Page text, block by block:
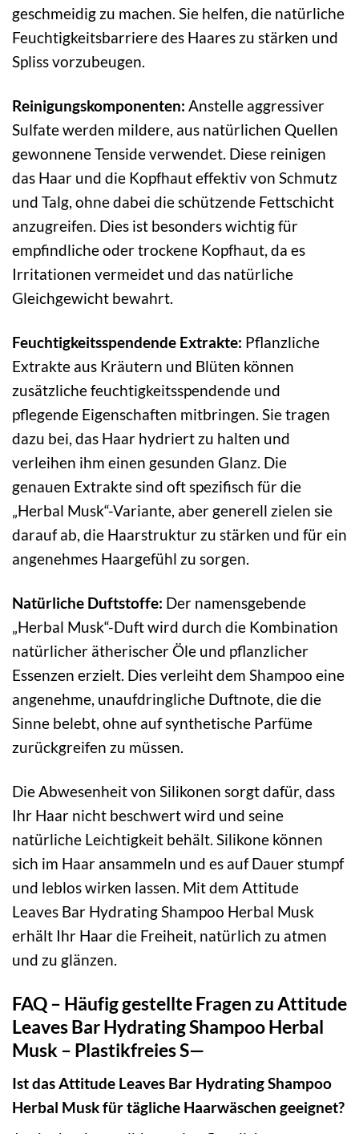
geschmeidig zu machen. Sie helfen, die natürliche
Feuchtigkeitsbarriere des Haares zu stärken und
Spliss vorzubeugen.
Reinigungskomponenten: Anstelle aggressiver
Sulfate werden mildere, aus natürlichen Quellen
gewonnene Tenside verwendet. Diese reinigen
das Haar und die Kopfhaut effektiv von Schmutz
und Talg, ohne dabei die schützende Fettschicht
anzugreifen. Dies ist besonders wichtig für
empfindliche oder trockene Kopfhaut, da es
Irritationen vermeidet und das natürliche
Gleichgewicht bewahrt.
Feuchtigkeitsspendende Extrakte: Pflanzliche
Extrakte aus Kräutern und Blüten können
zusätzliche feuchtigkeitsspendende und
pflegende Eigenschaften mitbringen. Sie tragen
dazu bei, das Haar hydriert zu halten und
verleihen ihm einen gesunden Glanz. Die
genauen Extrakte sind oft spezifisch für die
„Herbal Musk“-Variante, aber generell zielen sie
darauf ab, die Haarstruktur zu stärken und für ein
angenehmes Haargefühl zu sorgen.
Natürliche Duftstoffe: Der namensgebende
„Herbal Musk“-Duft wird durch die Kombination
natürlicher ätherischer Öle und pflanzlicher
Essenzen erzielt. Dies verleiht dem Shampoo eine
angenehme, unaufdringliche Duftnote, die die
Sinne belebt, ohne auf synthetische Parfüme
zurückgreifen zu müssen.
Die Abwesenheit von Silikonen sorgt dafür, dass
Ihr Haar nicht beschwert wird und seine
natürliche Leichtigkeit behält. Silikone können
sich im Haar ansammeln und es auf Dauer stumpf
und leblos wirken lassen. Mit dem Attitude
Leaves Bar Hydrating Shampoo Herbal Musk
erhält Ihr Haar die Freiheit, natürlich zu atmen
und zu glänzen.
FAQ – Häufig gestellte Fragen zu Attitude
Leaves Bar Hydrating Shampoo Herbal
Musk – Plastikfreies S—
Ist das Attitude Leaves Bar Hydrating Shampoo
Herbal Musk für tägliche Haarwäschen geeignet?